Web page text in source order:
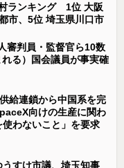
村ランキング 1位 大阪
市、5位 埼玉県川口市
審判員・監督官ら10数
る）国会議員が事実確
給連鎖から中国系を完
向けの生産に関わ
わないこと」を要求
すけ市議、埼玉知事